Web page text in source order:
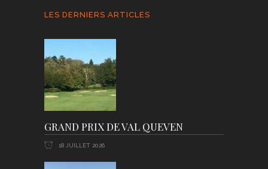
LES DERNIERS ARTICLES
GRAND PRIX DE VAL QUEVEN
18 JUILLET 2026